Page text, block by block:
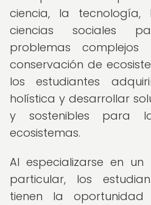
ciencia, la
ciencias sociales
problemas
conservación de
los estudiantes
holística y desarrollar
y sostenibles para
ecosistemas.
Al especializarse en
particular, los
tienen la